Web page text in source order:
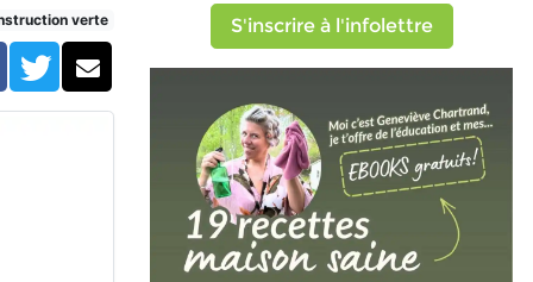
verte
TwitterCourriel
S'inscrire à l'infolettre